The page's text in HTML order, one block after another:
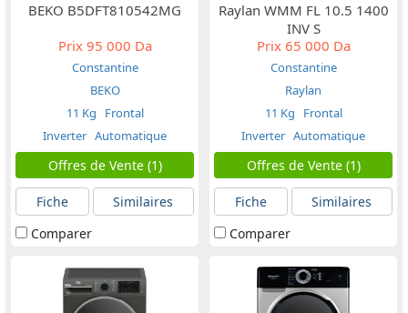
BEKO B5DFT810542MG
Prix95 000 Da
Constantine
BEKO
11 Kg
Frontal
Inverter Automatique
Offres de Vente (1)
Fiche
Similaires
Comparer
Raylan WMM FL 10.5 1400
INV S
Prix65 000 Da
Constantine
Raylan
11 Kg
Frontal
Inverter Automatique
Offres de Vente (1)
Fiche
Similaires
Comparer